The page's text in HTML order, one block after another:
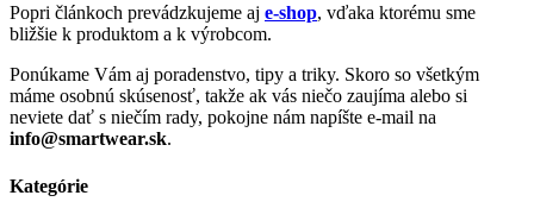
Popri článkoch prevádzkujeme aj e-shop, vďaka ktorému sme
bližšie k produktom a k výrobcom.
Ponúkame Vám aj poradenstvo, tipy a triky. Skoro so všetkým
máme osobnú skúsenosť, takže ak vás niečo zaujíma alebo si
neviete dať s niečím rady, pokojne nám napíšte e-mail na
info@smartwear.sk.
Kategórie